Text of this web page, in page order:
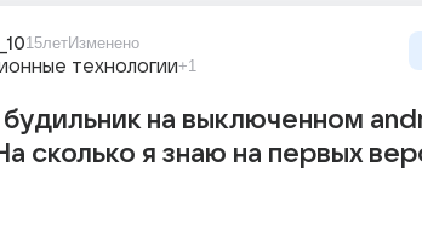
15летИзменено
технологии+1
на выключенном
сколько я знаю на первых